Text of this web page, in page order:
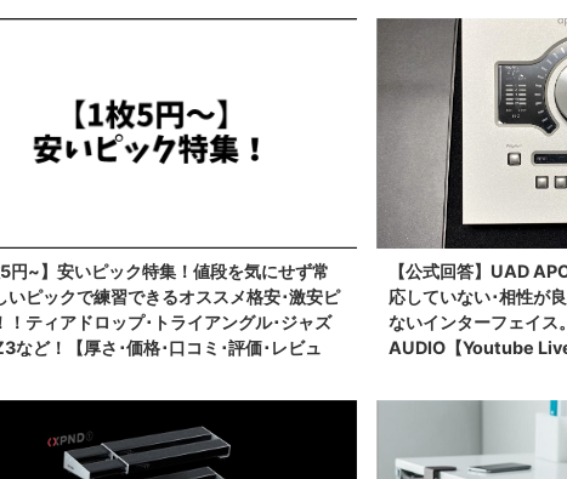
5円~】安いピック特集！値段を気にせず常
いピックで練習できるオススメ格安･激安ピ
！ティアドロップ･トライアングル･ジャズ
など！【厚さ･価格･口コミ･評価･レビュ
【公式回答】UAD
応していない･相性が
ないインターフェイス
AUDIO【Youtube Live